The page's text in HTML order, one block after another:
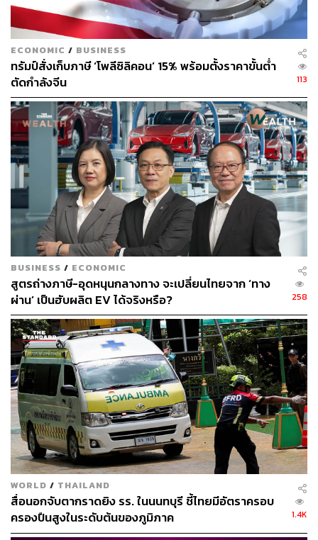
ECONOMIC / BUSINESS
ทรัมป์สั่งเก็บภาษี ‘โพลีซิลิคอน’ 15% พร้อมตั้งราคาขั้นต่ำ
ตัดกำลังจีน
113
BUSINESS / ECONOMIC
สูตรถ่างภาษี-อุดหนุนกลางทาง จะเปลี่ยนไทยจาก ‘ทาง
ผ่าน’ เป็นฮับผลิต EV ได้จริงหรือ?
258
WORLD / THAILAND
สื่อนอกจับตากราดยิง รร. ในนนทบุรี ชี้ไทยมีอัตราครอบ
ครองปืนสูงในระดับต้นของภูมิภาค
1.4K